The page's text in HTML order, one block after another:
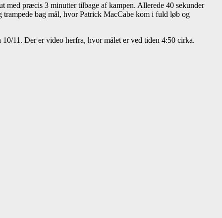
med præcis 3 minutter tilbage af kampen. Allerede 40 sekunder
trampede bag mål, hvor Patrick MacCabe kom i fuld løb og
11. Der er video herfra, hvor målet er ved tiden 4:50 cirka.